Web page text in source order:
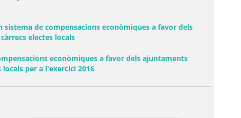
sistema de compensacions econòmiques a favor dels
electes locals
econòmiques a favor dels ajuntaments
per a l'exercici 2016(Obre una finestra nova)